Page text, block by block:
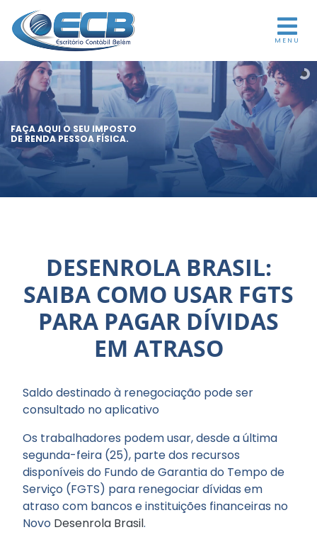
MENU
FAÇA AQUI O SEU IMPOSTO
DE RENDA PESSOA FÍSICA.
DESENROLA BRASIL:
SAIBA COMO USAR FGTS
PARA PAGAR DÍVIDAS
EM ATRASO
Saldo destinado à renegociação pode ser
consultado no aplicativo
Os trabalhadores podem usar, desde a última
segunda-feira (25), parte dos recursos
disponíveis do Fundo de Garantia do Tempo de
Serviço (FGTS) para renegociar dívidas em
atraso com bancos e instituições financeiras no
Novo Desenrola Brasil.